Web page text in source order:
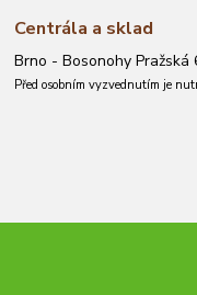
Centrála a sklad
Brno - Bosonohy Pražská
Před osobním vyzvednutím je